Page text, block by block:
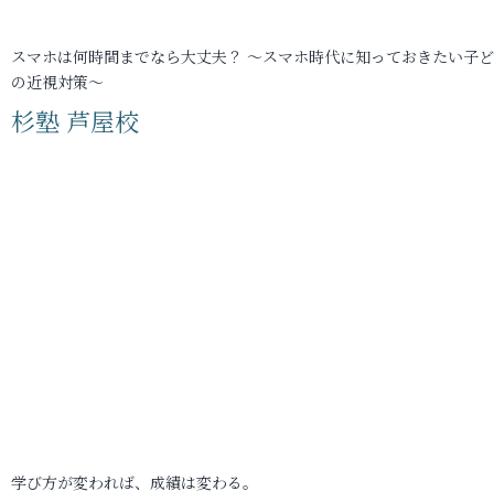
スマホは何時間までなら大丈夫？ ～スマホ時代に知っておきたい子
の近視対策～
杉塾 芦屋校
学び方が変われば、成績は変わる。